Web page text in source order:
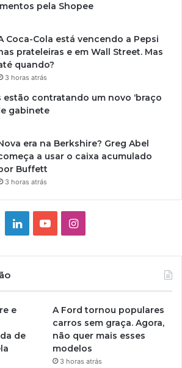
pela Shopee
Coca-Cola está vencendo a Pepsi
prateleiras e em Wall Street. Mas
quando?
3 horas atrás
estão contratando um novo ‘braço
gabinete
era na Berkshire? Greg Abel
a usar o caixa acumulado
Buffett
3 horas atrás
LinkedinYouTubeInstagram
e
de
A Ford tornou populares
carros sem graça. Agora,
não quer mais esses
modelos
3 horas atrás